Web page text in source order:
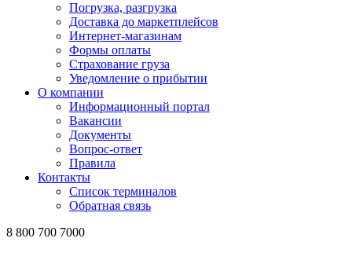
Погрузка, разгрузка
Доставка до маркетплейсов
Интернет-магазинам
Формы оплаты
Страхование груза
Уведомление о прибытии
О компании
Информационный портал
Вакансии
Документы
Вопрос-ответ
Правила
Контакты
Список терминалов
Обратная связь
8 800 700 7000